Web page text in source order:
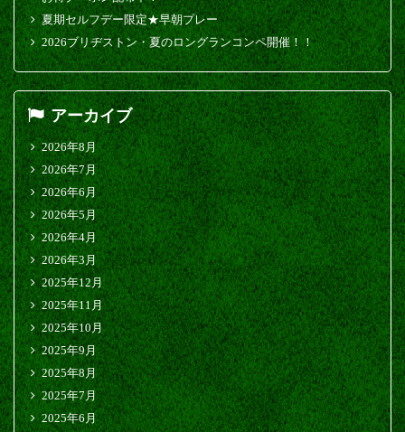
夏期セルフデー限定★早朝プレー
2026ブリヂストン・夏のロングランコンペ開催！！
アーカイブ
2026年8月
2026年7月
2026年6月
2026年5月
2026年4月
2026年3月
2025年12月
2025年11月
2025年10月
2025年9月
2025年8月
2025年7月
2025年6月